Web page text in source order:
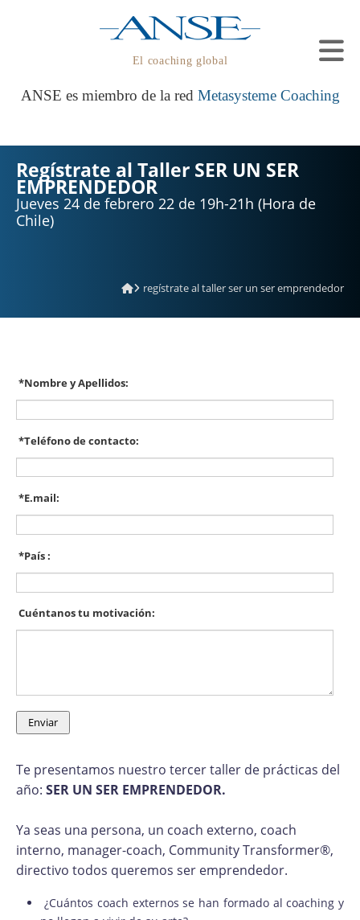
El coaching global
ANSE es miembro de la red Metasysteme Coaching
Regístrate al Taller SER UN SER
EMPRENDEDOR
Jueves 24 de febrero 22 de 19h-21h (Hora de
Chile)
regístrate al taller ser un ser emprendedor
*Nombre y Apellidos:
*Teléfono de contacto:
*E.mail:
*País :
Cuéntanos tu motivación:
Te presentamos nuestro tercer taller de prácticas del
año: SER UN SER EMPRENDEDOR.
Ya seas una persona, un coach externo, coach
interno, manager-coach, Community Transformer®,
directivo todos queremos ser emprendedor.
¿Cuántos coach externos se han formado al coaching y